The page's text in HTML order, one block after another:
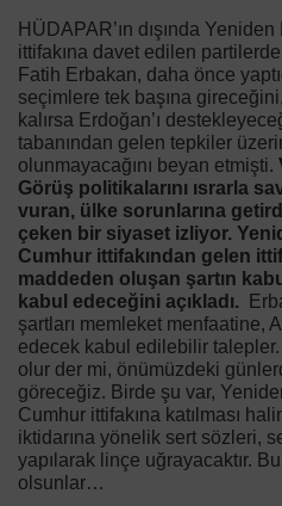
HÜDAPAR’ın dışında
ittifakına davet edilen
Fatih Erbakan, daha önce
seçimlere tek başına
kalırsa Erdoğan’ı
tabanından gelen tepkiler
olunmayacağını beyan etmişti.
Görüş politikalarını ısrarla
vuran, ülke sorunlarına
çeken bir siyaset izliyor.
Cumhur ittifakından gelen
maddeden oluşan şartın
kabul edeceğini açıkladı.
şartları memleket menfaatine,
edecek kabul edilebilir
olur der mi, önümüzdeki
göreceğiz. Birde şu var,
Cumhur ittifakına katılması
iktidarına yönelik sert sözleri,
yapılarak linçe uğrayacaktır.
olsunlar…